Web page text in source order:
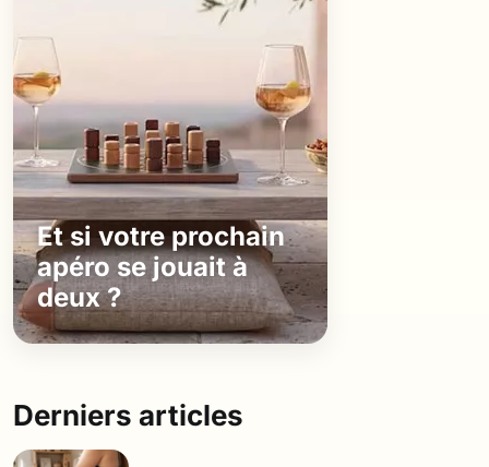
Et si votre prochain
apéro se jouait à
deux ?
Derniers articles